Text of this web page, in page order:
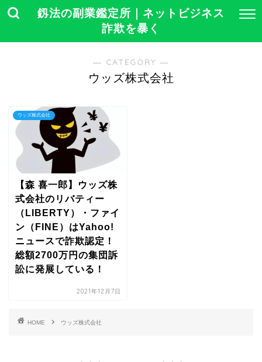
釼法の副業鑑定所｜ネットビジネス
詐欺を暴く
― CATEGORY ―
ウッズ株式会社
ウッズ株式会社
【森 喜一郎】ウッズ株
式会社のリバティー
（LIBERTY）・ファイ
ン（FINE）はYahoo!
ニュースで詐欺認定！
総額2700万円の集団訴
訟に発展している！
2021年12月7日
HOME ウッズ株式会社